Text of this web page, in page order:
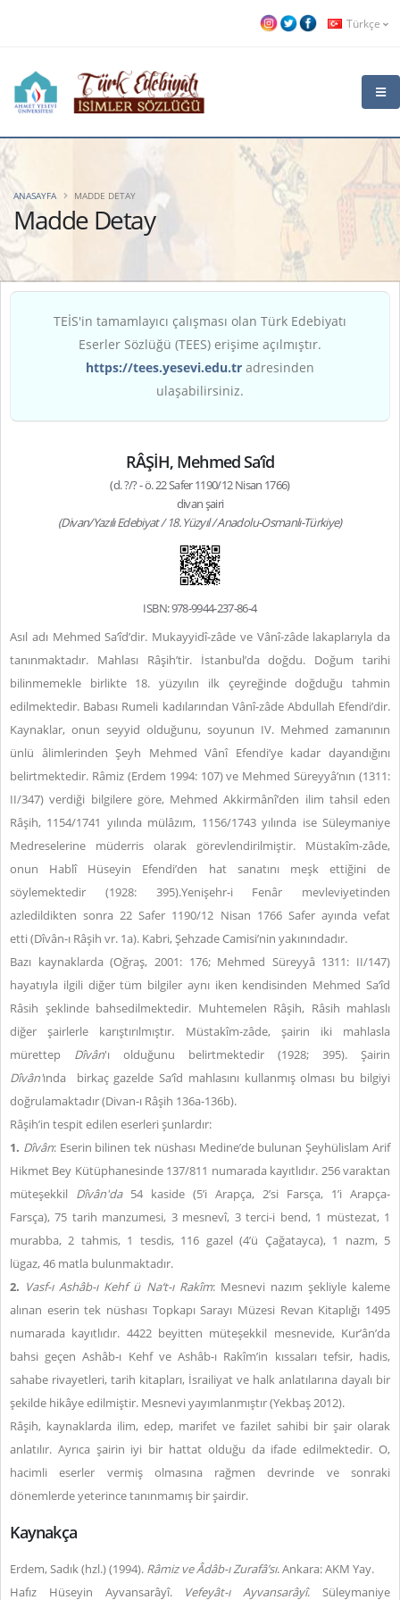
Türkçe
Madde Detay
ANASAYFA MADDE DETAY
TEİS'in tamamlayıcı çalışması olan Türk Edebiyatı
Eserler Sözlüğü (TEES) erişime açılmıştır.
https://tees.yesevi.edu.tr adresinden
ulaşabilirsiniz.
RÂŞİH, Mehmed Sa‘îd
(d. ?/? - ö. 22 Safer 1190/12 Nisan 1766)
divan şairi
(Divan/Yazılı Edebiyat / 18. Yüzyıl / Anadolu-Osmanlı-Türkiye)
ISBN: 978-9944-237-86-4
Asıl adı Mehmed Sa‘îd’dir. Mukayyidî-zâde ve Vânî-zâde lakaplarıyla da
tanınmaktadır. Mahlası Râşih’tir. İstanbul’da doğdu. Doğum tarihi
bilinmemekle birlikte 18. yüzyılın ilk çeyreğinde doğduğu tahmin
edilmektedir. Babası Rumeli kadılarından Vânî-zâde Abdullah Efendi’dir.
Kaynaklar, onun seyyid olduğunu, soyunun IV. Mehmed zamanının
ünlü âlimlerinden Şeyh Mehmed Vânî Efendi’ye kadar dayandığını
belirtmektedir. Râmiz (Erdem 1994: 107) ve Mehmed Süreyyâ’nın (1311:
II/347) verdiği bilgilere göre, Mehmed Akkirmânî’den ilim tahsil eden
Râşih, 1154/1741 yılında mülâzım, 1156/1743 yılında ise Süleymaniye
Medreselerine müderris olarak görevlendirilmiştir. Müstakîm-zâde,
onun Hablî Hüseyin Efendi’den hat sanatını meşk ettiğini de
söylemektedir (1928: 395).Yenişehr-i Fenâr mevleviyetinden
azledildikten sonra 22 Safer 1190/12 Nisan 1766 Safer ayında vefat
etti (Dîvân-ı Râşih vr. 1a). Kabri, Şehzade Camisi’nin yakınındadır.
Bazı kaynaklarda (Oğraş, 2001: 176; Mehmed Süreyyâ 1311: II/147)
hayatıyla ilgili diğer tüm bilgiler aynı iken kendisinden Mehmed Sa‘îd
Râsih şeklinde bahsedilmektedir. Muhtemelen Râşih, Râsih mahlaslı
diğer şairlerle karıştırılmıştır. Müstakîm-zâde, şairin iki mahlasla
mürettep Dîvân'ı olduğunu belirtmektedir (1928; 395). Şairin
Dîvân'ında
birkaç gazelde Sa‘îd mahlasını kullanmış olması bu bilgiyi
doğrulamaktadır (Divan-ı Râşih 136a-136b).
Râşih’in tespit edilen eserleri şunlardır:
1. Dîvân: Eserin bilinen tek nüshası Medine’de bulunan Şeyhülislam Arif
Hikmet Bey Kütüphanesinde 137/811 numarada kayıtlıdır. 256 varaktan
müteşekkil Dîvân'da54 kaside (5’i Arapça, 2’si Farsça, 1’i Arapça-
Farsça), 75 tarih manzumesi, 3 mesnevî, 3 terci-i bend, 1 müstezat, 1
murabba, 2 tahmis, 1 tesdis, 116 gazel (4’ü Çağatayca), 1 nazm, 5
lügaz, 46 matla bulunmaktadır.
2. Vasf-ı Ashâb-ı Kehf ü Na‘t-ı Rakîm: Mesnevi nazım şekliyle kaleme
alınan eserin tek nüshası Topkapı Sarayı Müzesi Revan Kitaplığı 1495
numarada kayıtlıdır. 4422 beyitten müteşekkil mesnevide, Kur’ân’da
bahsi geçen Ashâb-ı Kehf ve Ashâb-ı Rakîm’in kıssaları tefsir, hadis,
sahabe rivayetleri, tarih kitapları, İsrailiyat ve halk anlatılarına dayalı bir
şekilde hikâye edilmiştir. Mesnevi yayımlanmıştır (Yekbaş 2012).
Râşih, kaynaklarda ilim, edep, marifet ve fazilet sahibi bir şair olarak
anlatılır. Ayrıca şairin iyi bir hattat olduğu da ifade edilmektedir. O,
hacimli eserler vermiş olmasına rağmen devrinde ve sonraki
dönemlerde yeterince tanınmamış bir şairdir.
Kaynakça
Erdem, Sadık (hzl.) (1994). Râmiz ve Âdâb-ı Zurafâ’sı. Ankara: AKM Yay.
Hafız Hüseyin Ayvansarâyî. Vefeyât-ı Ayvansarâyî. Süleymaniye